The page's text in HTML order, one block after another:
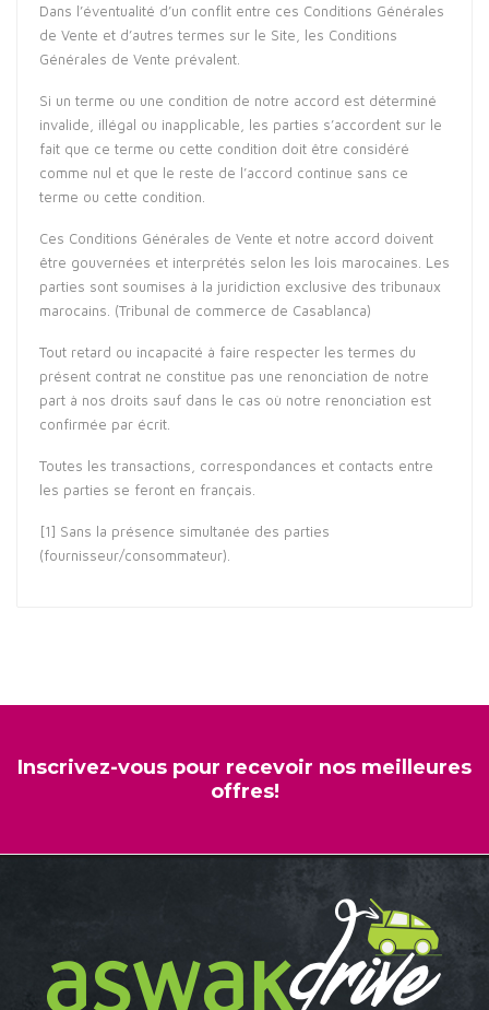
Dans l’éventualité d’un conflit entre ces Conditions Générales
de Vente et d’autres termes sur le Site, les Conditions
Générales de Vente prévalent.
Si un terme ou une condition de notre accord est déterminé
invalide, illégal ou inapplicable, les parties s’accordent sur le
fait que ce terme ou cette condition doit être considéré
comme nul et que le reste de l’accord continue sans ce
terme ou cette condition.
Ces Conditions Générales de Vente et notre accord doivent
être gouvernées et interprétés selon les lois marocaines. Les
parties sont soumises à la juridiction exclusive des tribunaux
marocains. (Tribunal de commerce de Casablanca)
Tout retard ou incapacité à faire respecter les termes du
présent contrat ne constitue pas une renonciation de notre
part à nos droits sauf dans le cas où notre renonciation est
confirmée par écrit.
Toutes les transactions, correspondances et contacts entre
les parties se feront en français.
[1] Sans la présence simultanée des parties
(fournisseur/consommateur).
Inscrivez-vous pour recevoir nos meilleures
offres!